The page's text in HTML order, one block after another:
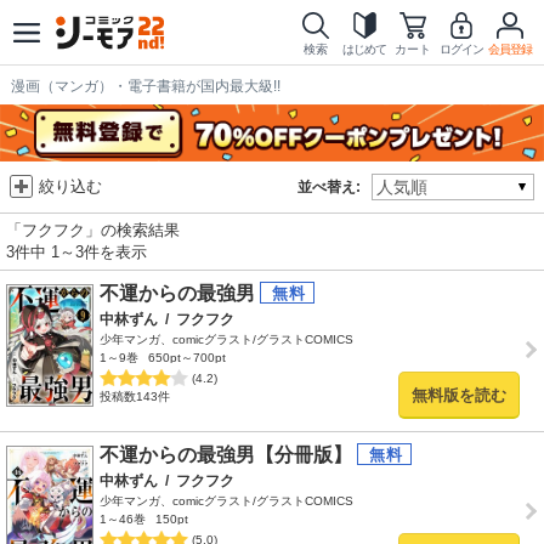
検索 はじめて カート ログイン 会員登録
漫画（マンガ）・電子書籍が国内最大級!!
並べ替え:
絞り込む
「フクフク」の検索結果
3件中 1～3件を表示
不運からの最強男
中林ずん / フクフク
少年マンガ、comicグラスト/グラストCOMICS
1～9巻
650pt～700pt
(4.2)
投稿数143件
無料版を読む
不運からの最強男【分冊版】
中林ずん / フクフク
少年マンガ、comicグラスト/グラストCOMICS
1～46巻
150pt
(5.0)